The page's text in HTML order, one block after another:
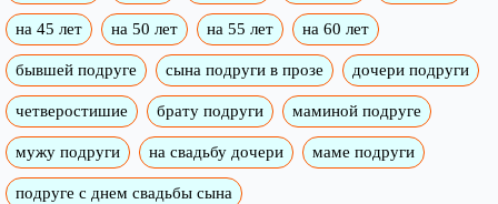
на 45 лет на 50 лет на 55 лет на 60 лет
бывшей подруге сына подруги в прозе дочери подруги
четверостишие брату подруги маминой подруге
мужу подруги на свадьбу дочери маме подруги
подруге с днем свадьбы сына